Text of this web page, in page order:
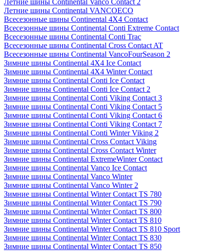
Летние шины Continental Vanco Contact 2
Летние шины Continental VANCOECO
Всесезонные шины Continental 4X4 Contact
Всесезонные шины Continental Conti Extreme Contact
Всесезонные шины Continental Conti Trac
Всесезонные шины Continental Cross Contact AT
Всесезонные шины Continental VancoFourSeason 2
Зимние шины Continental 4X4 Ice Contact
Зимние шины Continental 4X4 Winter Contact
Зимние шины Continental Conti Ice Contact
Зимние шины Continental Conti Ice Contact 2
Зимние шины Continental Conti Viking Contact 3
Зимние шины Continental Conti Viking Contact 5
Зимние шины Continental Conti Viking Contact 6
Зимние шины Continental Conti Viking Contact 7
Зимние шины Continental Conti Winter Viking 2
Зимние шины Continental Cross Contact Viking
Зимние шины Continental Cross Contact Winter
Зимние шины Continental ExtremeWinter Contact
Зимние шины Continental Vanco Ice Contact
Зимние шины Continental Vanco Winter
Зимние шины Continental Vanco Winter 2
Зимние шины Continental Winter Contact TS 780
Зимние шины Continental Winter Contact TS 790
Зимние шины Continental Winter Contact TS 800
Зимние шины Continental Winter Contact TS 810
Зимние шины Continental Winter Contact TS 810 Sport
Зимние шины Continental Winter Contact TS 830
Зимние шины Continental Winter Contact TS 850